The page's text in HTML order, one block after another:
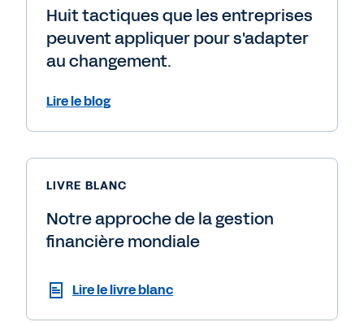
Huit tactiques que les entreprises
peuvent appliquer pour s'adapter
au changement.
Lire le blog
LIVRE BLANC
Notre approche de la gestion
financière mondiale
Lire le livre blanc